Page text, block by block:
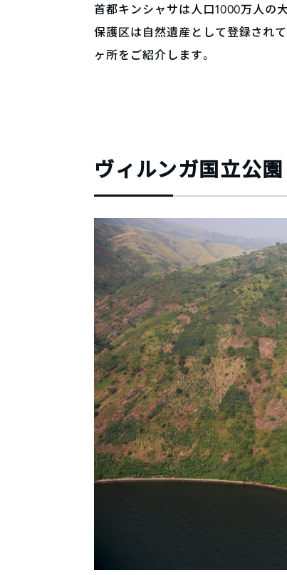
首都キンシャサは人口1000万人の
保護区は自然遺産として登録され
ヶ所をご紹介します。
ヴィルンガ国立公園